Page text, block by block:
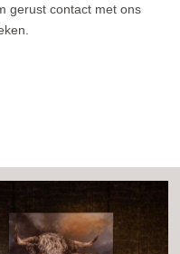
gerust contact met ons